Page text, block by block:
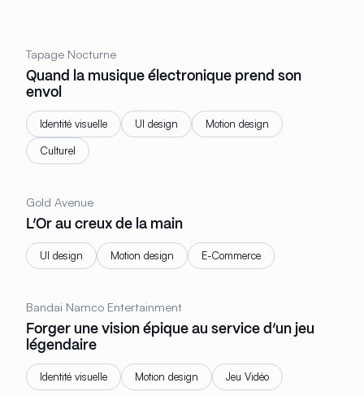
Tapage Nocturne
Quand la musique électronique prend son
envol
Identité visuelle UI design Motion design
Culturel
Gold Avenue
L’Or au creux de la main
UI design Motion design E-Commerce
Bandai Namco Entertainment
Forger une vision épique au service d’un jeu
légendaire
Identité visuelle Motion design Jeu Vidéo